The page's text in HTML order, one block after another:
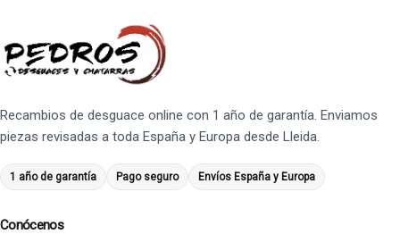
Recambios de desguace online con 1 año de garantía. Enviamos
piezas revisadas a toda España y Europa desde Lleida.
1 año de garantía Pago seguro Envíos España y Europa
Conócenos